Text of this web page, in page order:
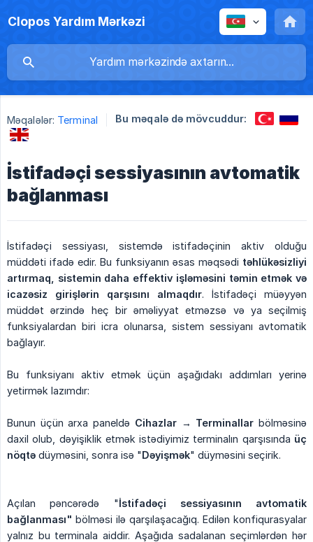
Clopos Yardım Mərkəzi
Məqalələr: Terminal Bu məqalə də mövcuddur:
İstifadəçi sessiyasının avtomatik
bağlanması
İstifadəçi sessiyası, sistemdə istifadəçinin aktiv olduğu
müddəti ifadə edir. Bu funksiyanın əsas məqsədi təhlükəsizliyi
artırmaq, sistemin daha effektiv işləməsini təmin etmək və
icazəsiz girişlərin qarşısını almaqdır. İstifadəçi müəyyən
müddət ərzində heç bir əməliyyat etməzsə və ya seçilmiş
funksiyalardan biri icra olunarsa, sistem sessiyanı avtomatik
bağlayır.
Bu funksiyanı aktiv etmək üçün aşağıdakı addımları yerinə
yetirmək lazımdır:
Bunun üçün arxa paneldə Cihazlar → Terminallar bölməsinə
daxil olub, dəyişiklik etmək istədiyimiz terminalın qarşısında üç
nöqtə düyməsini, sonra isə "Dəyişmək" düyməsini seçirik.
Açılan pəncərədə "İstifadəçi sessiyasının avtomatik
bağlanması" bölməsi ilə qarşılaşacağıq. Edilən konfiqurasyalar
yalnız bu terminala aiddir. Aşağıda sadalanan seçimlərdən hər